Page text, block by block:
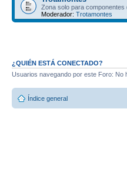
Zona solo para componentes
Moderador: Trotamontes
¿QUIÉN ESTÁ CONECTADO?
Usuarios navegando por este Foro: No
Índice general